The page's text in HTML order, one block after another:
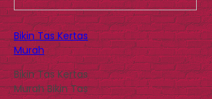
Bikin Tas Kertas
Murah
Bikin Tas Kertas
Murah Bikin Tas